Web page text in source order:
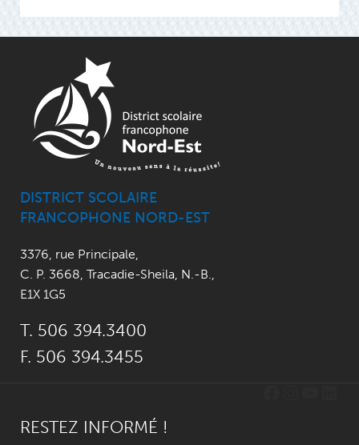
DISTRICT SCOLAIRE
FRANCOPHONE NORD-EST
3376, rue Principale,
C. P. 3668, Tracadie-Sheila, N.-B.,
E1X 1G5
T. 506 394.3400
F. 506 394.3455
RESTEZ INFORMÉ !